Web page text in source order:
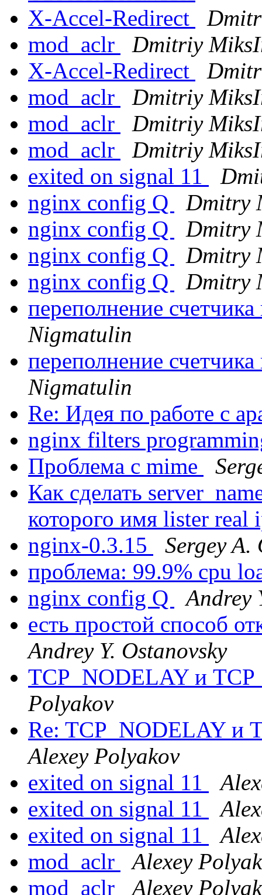
X-Accel-Redirect
mod_aclr
Dmitriy
X-Accel-Redirect
mod_aclr
Dmitriy
mod_aclr
Dmitriy
mod_aclr
Dmitriy
exited on signal 11
nginx config Q
Dmitry
nginx config Q
Dmitry
nginx config Q
Dmitry
nginx config Q
Dmitry
переполнение
Nigmatulin
переполнение
Nigmatulin
Re: Идея по работе с
nginx filters
Проблема с mime
Как сделать
которого имя lister real
nginx-0.3.15
Sergey A.
проблема: 99.9% cpu
nginx config Q
Andrey
есть простой способ
Andrey Y. Ostanovsky
TCP_NODELAY и
Polyakov
Re: TCP_NODELAY и
Alexey Polyakov
exited on signal 11
exited on signal 11
exited on signal 11
mod_aclr
Alexey
mod_aclr
Alexey